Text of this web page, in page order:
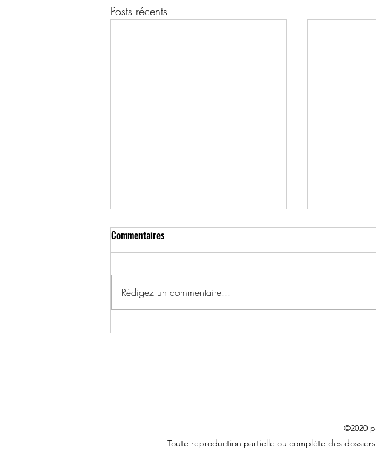
Posts récents
2002, 17 mars - André
2002, 14
Commentaires
Rédigez un commentaire...
©2020
Toute reproduction partielle ou complète des